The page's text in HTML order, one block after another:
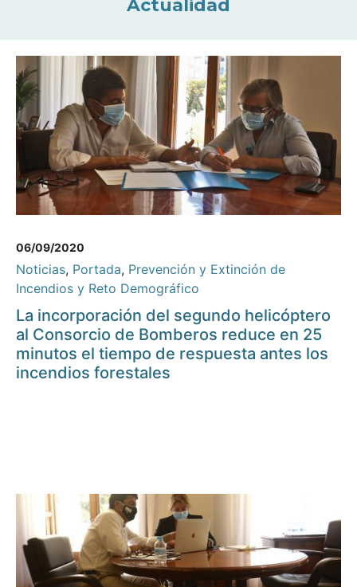
Actualidad
06/09/2020
Noticias, Portada, Prevención y Extinción de
Incendios y Reto Demográfico
La incorporación del segundo helicóptero
al Consorcio de Bomberos reduce en 25
minutos el tiempo de respuesta antes los
incendios forestales